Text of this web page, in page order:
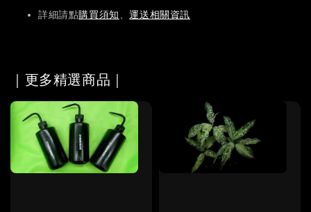
詳細請點購買須知、運送相關資訊
｜更多精選商品｜